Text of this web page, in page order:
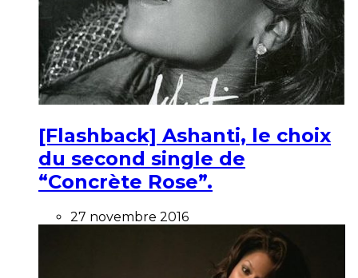
[Flashback] Ashanti, le choix
du second single de
“Concrète Rose”.
27 novembre 2016